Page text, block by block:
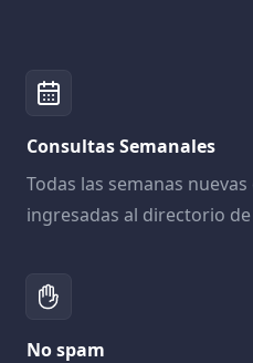
Consultas Semanales
Todas las semanas
ingresadas al directorio
No spam